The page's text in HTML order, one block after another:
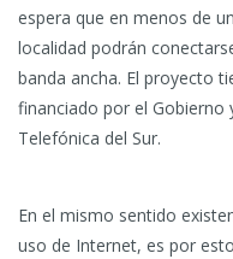
espera que en menos de
localidad podrán
banda ancha. El proyecto
financiado por el Gobierno
Telefónica del Sur.
En el mismo sentido
uso de Internet, es por